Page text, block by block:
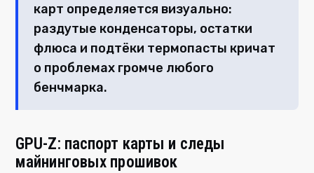
карт определяется визуально:
раздутые конденсаторы, остатки
флюса и подтёки термопасты кричат
о проблемах громче любого
бенчмарка.
GPU-Z: паспорт карты и следы
майнинговых прошивок